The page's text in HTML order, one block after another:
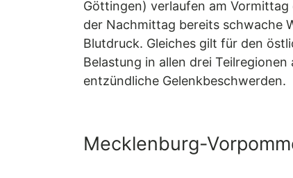
Göttingen) verlaufen am Vormittag
der Nachmittag bereits schwache
Blutdruck. Gleiches gilt für den
Belastung in allen drei
entzündliche Gelenkbeschwerden.
Mecklenburg-